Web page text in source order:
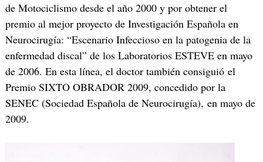
de Motociclismo desde el año 2000 y por obtener el
premio al mejor proyecto de Investigación Española en
Neurocirugía: “Escenario Infeccioso en la patogenia de la
enfermedad discal” de los Laboratorios ESTEVE en mayo
de 2006. En esta línea, el doctor también consiguió el
Premio SIXTO OBRADOR 2009, concedido por la
SENEC (Sociedad Española de Neurocirugía), en mayo de
2009.